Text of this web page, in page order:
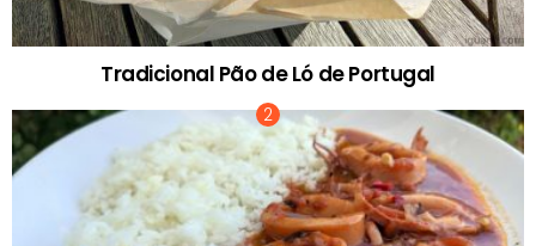
Tradicional Pão de Ló de Portugal